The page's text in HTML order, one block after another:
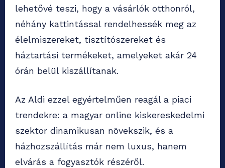
lehetővé teszi, hogy a vásárlók otthonról,
néhány kattintással rendelhessék meg az
élelmiszereket, tisztítószereket és
háztartási termékeket, amelyeket akár 24
órán belül kiszállítanak.
Az Aldi ezzel egyértelműen reagál a piaci
trendekre: a magyar online kiskereskedelmi
szektor dinamikusan növekszik, és a
házhozszállítás már nem luxus, hanem
elvárás a fogyasztók részéről.